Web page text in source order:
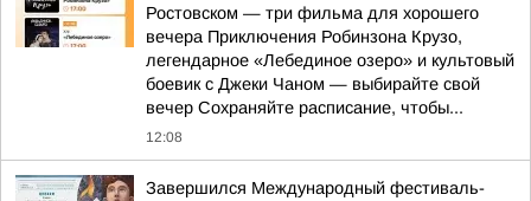
Ростовском — три фильма для хорошего
вечера Приключения Робинзона Крузо,
легендарное «Лебединое озеро» и культовый
боевик с Джеки Чаном — выбирайте свой
вечер Сохраняйте расписание, чтобы...
12:08
Завершился Международный фестиваль-